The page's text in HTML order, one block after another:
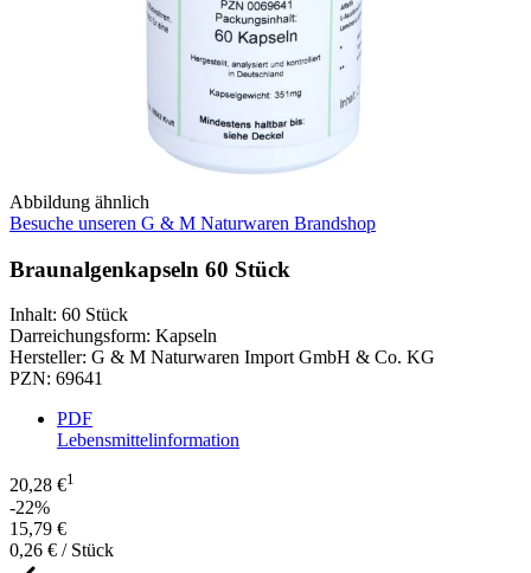
Abbildung ähnlich
Besuche unseren G & M Naturwaren Brandshop
Braunalgenkapseln 60 Stück
Inhalt: 60 Stück
Darreichungsform: Kapseln
Hersteller: G & M Naturwaren Import GmbH & Co. KG
PZN: 69641
PDF
Lebensmittelinformation
20,28 €1
-22%
15,79 €
0,26 € / Stück